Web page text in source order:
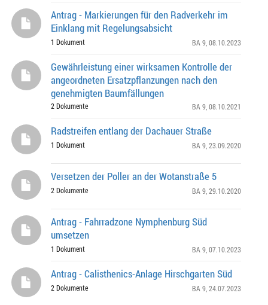
Antrag - Markierungen für den Radverkehr im
Einklang mit Regelungsabsicht
1 Dokument BA 9 , 08.10.2023
Gewährleistung einer wirksamen Kontrolle der
angeordneten Ersatzpflanzungen nach den
genehmigten Baumfällungen
2 Dokumente BA 9 , 08.10.2021
Radstreifen entlang der Dachauer Straße
1 Dokument BA 9 , 23.09.2020
Versetzen der Poller an der Wotanstraße 5
2 Dokumente BA 9 , 29.10.2020
Antrag - Fahrradzone Nymphenburg Süd
umsetzen
1 Dokument BA 9 , 07.10.2023
Antrag - Calisthenics-Anlage Hirschgarten Süd
2 Dokumente BA 9 , 24.07.2023